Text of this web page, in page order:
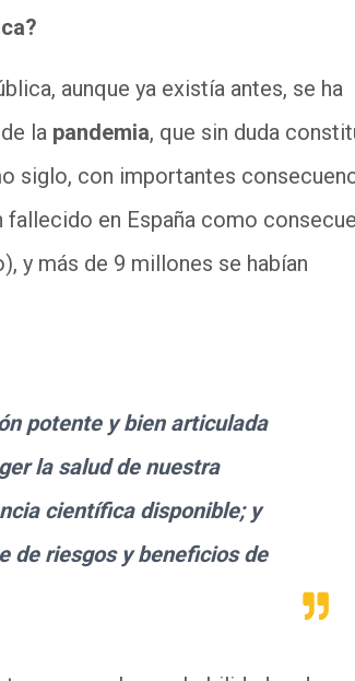
aunque ya existía antes, se ha
la pandemia, que sin duda
siglo, con importantes
en España como
y más de 9 millones se habían
potente y bien articulada
la salud de nuestra
científica disponible; y
de riesgos y beneficios de